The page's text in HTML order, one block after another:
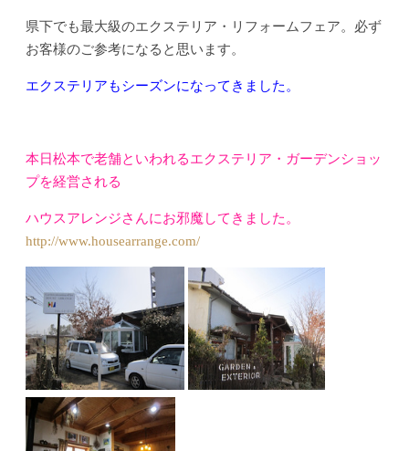
県下でも最大級のエクステリア・リフォームフェア。必ず
お客様のご参考になると思います。
エクステリアもシーズンになってきました。
本日松本で老舗といわれるエクステリア・ガーデンショッ
プを経営される
ハウスアレンジさんにお邪魔してきました。
http://www.housearrange.com/